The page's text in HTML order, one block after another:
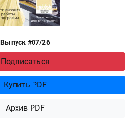
Выпуск #07/26
Подписаться
Купить PDF
Архив PDF